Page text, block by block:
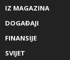
IZ MAGAZINA
DOGAĐAJI
FINANSIJE
SVIJET